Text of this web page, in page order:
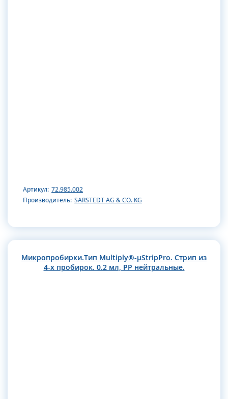
Артикул: 72.985.002
Производитель: SARSTEDT AG & CO. KG
Микропробирки.Тип Multiply®-µStripPro. Стрип из
4-х пробирок. 0.2 мл, РР нейтральные.